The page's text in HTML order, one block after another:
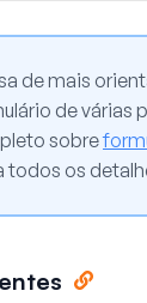
de mais
de várias
sobre
todos os